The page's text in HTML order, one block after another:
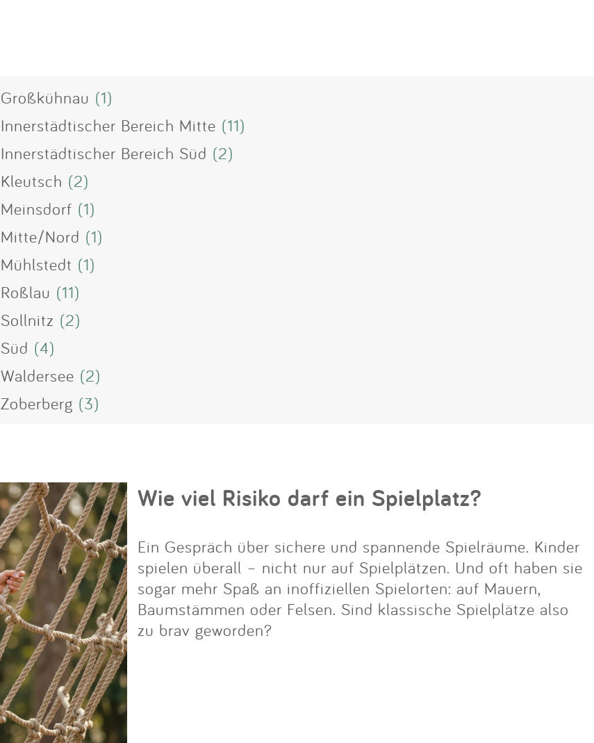
Großkühnau (1)
Innerstädtischer Bereich Mitte (11)
Innerstädtischer Bereich Süd (2)
Kleutsch (2)
Meinsdorf (1)
Mitte/Nord (1)
Mühlstedt (1)
Roßlau (11)
Sollnitz (2)
Süd (4)
Waldersee (2)
Zoberberg (3)
Wie viel Risiko darf ein Spielplatz?
Ein Gespräch über sichere und spannende Spielräume. Kinder
spielen überall – nicht nur auf Spielplätzen. Und oft haben sie
sogar mehr Spaß an inoffiziellen Spielorten: auf Mauern,
Baumstämmen oder Felsen. Sind klassische Spielplätze also
zu brav geworden?